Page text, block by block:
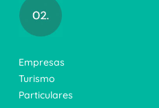
Empresas
Turismo
Particulares